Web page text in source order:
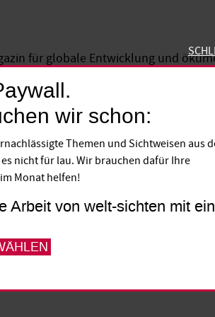
für globale Entwicklung und
Frieden
sie ein Zentrum für
wir schon:
Themen und Sichtweisen aus
nicht für lau. Wir brauchen dafür Ihre
Monat helfen!
Arbeit von welt-sichten mit